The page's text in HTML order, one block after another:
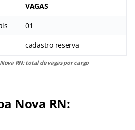
VAGAS
01
cadastro reserva
RN: total de vagas por cargo
Nova RN: